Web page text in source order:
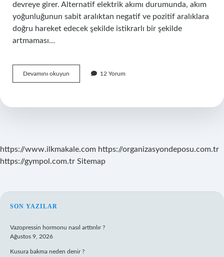
devreye girer. Alternatif elektrik akımı durumunda, akım
yoğunluğunun sabit aralıktan negatif ve pozitif aralıklara
doğru hareket edecek şekilde istikrarlı bir şekilde
artmaması…
Devamını okuyun
Ve
Kullanılır
12 Yorum
https://www.ilkmakale.com https://organizasyondeposu.com.tr
https://gympol.com.tr Sitemap
SIDEBAR
SON YAZILAR
Vazopressin hormonu nasıl arttırılır ?
Ağustos 9, 2026
Kusura bakma neden denir ?